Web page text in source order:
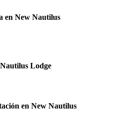
en New Nautilus
Lodge
en New Nautilus